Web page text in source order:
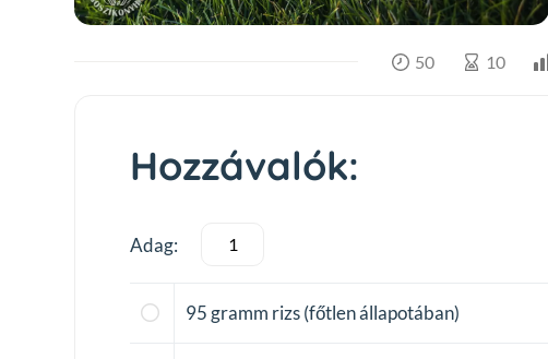
50 10
Hozzávalók:
Adag:
95 gramm rizs (főtlen állapotában)